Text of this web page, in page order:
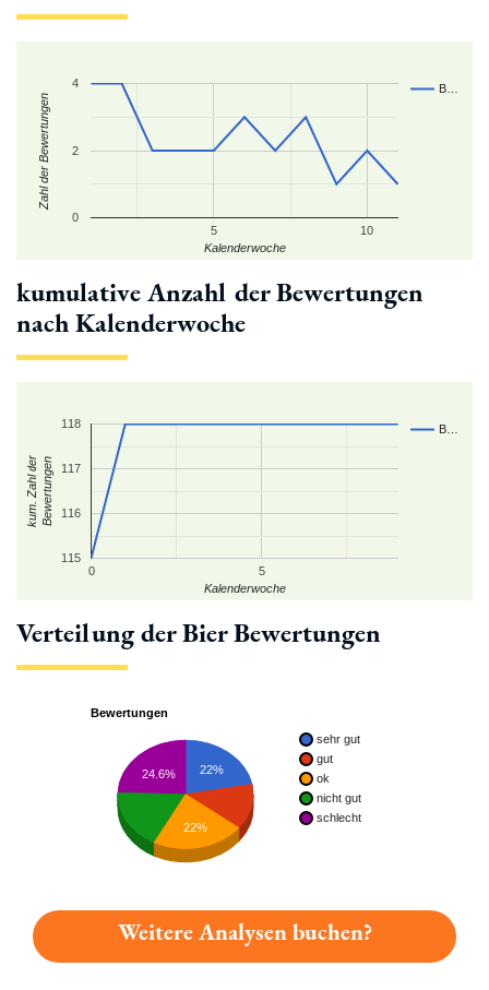
B…
5 10
0
2
4
Kalenderwoche
Zahl der Bewertungen
kumulative Anzahl der Bewertungen
nach Kalenderwoche
B…
0 5
115
116
117
118
Kalenderwoche
kum. Zahl derBewertungen
Verteilung der Bier Bewertungen
Bewertungen
sehr gut
gut
ok
nicht gut
schlecht
22%
24.6%
22%
Weitere Analysen buchen?